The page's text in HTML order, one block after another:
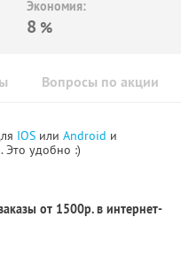
Экономия:
8 %
Вопросы по акции
IOS или Android и
Это удобно :)
от 1500р. в интернет-